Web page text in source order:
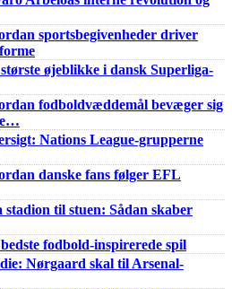
sportsbegivenheder driver
øjeblikke i dansk Superliga-
fodboldvæddemål bevæger sig
Nations League-grupperne
danske fans følger EFL
stadion til stuen: Sådan skaber
fodbold-inspirerede spil
Nørgaard skal til Arsenal-